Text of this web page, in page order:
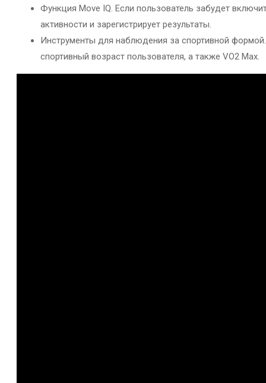
Функция Move IQ. Если пользователь забудет
активности и зарегистрирует результаты.
Инструменты для наблюдения за спортивной
спортивный возраст пользователя, а также VO2 Max.